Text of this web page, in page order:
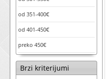
od 351-400€
od 401-450€
preko 450€
Brzi kriterijumi